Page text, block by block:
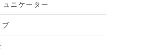
ュニケーター
ブ